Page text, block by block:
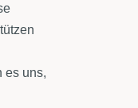
es uns,